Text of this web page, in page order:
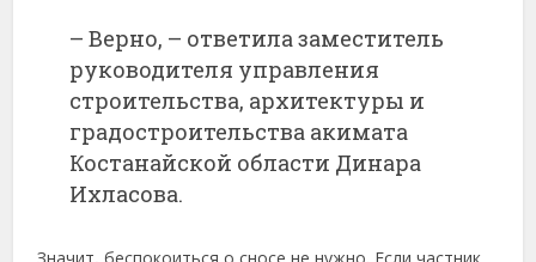
– Верно, – ответила заместитель
руководителя управления
строительства, архитектуры и
градостроительства акимата
Костанайской области Динара
Ихласова.